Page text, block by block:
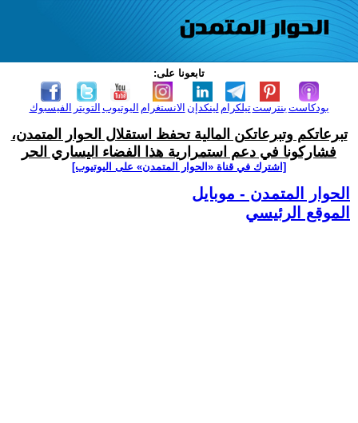
تابعونا على:
الفيسبوك التويتر اليوتيوب الانستغرام لينكدإن تيلكرامبنترست بودكاست
تبرعاتكم وتبرعاتكن المالية تحفظ استقلال الحوار المتمدن،
فشاركونا في دعم استمرارية هذا الفضاء اليساري الحر
[اشترك في قناة ‫«الحوار المتمدن» على اليوتيوب]
الحوار المتمدن - موبايل
الموقع الرئيسي